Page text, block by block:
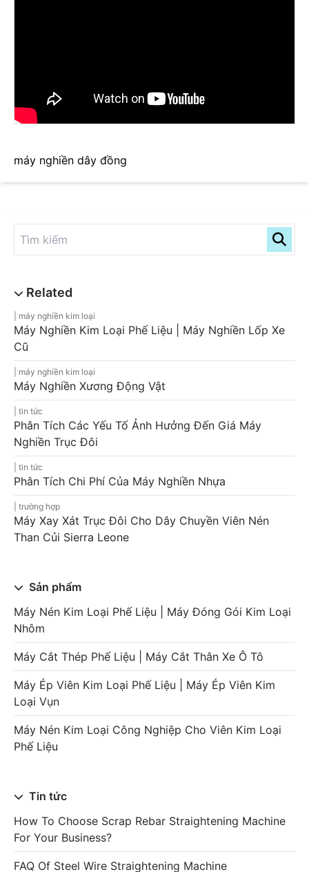
máy nghiền dây đồng
máy nghiền kim loại
Máy Nghiền Kim Loại Phế Liệu | Máy Nghiền Lốp Xe
Cũ
máy nghiền kim loại
Máy Nghiền Xương Động Vật
tin tức
Phân Tích Các Yếu Tố Ảnh Hưởng Đến Giá Máy
Nghiền Trục Đôi
tin tức
Phân Tích Chi Phí Của Máy Nghiền Nhựa
trường hợp
Máy Xay Xát Trục Đôi Cho Dây Chuyền Viên Nén
Than Củi Sierra Leone
Sản phẩm
Máy Nén Kim Loại Phế Liệu | Máy Đóng Gói Kim Loại
Nhôm
Máy Cắt Thép Phế Liệu | Máy Cắt Thân Xe Ô Tô
Máy Ép Viên Kim Loại Phế Liệu | Máy Ép Viên Kim
Loại Vụn
Máy Nén Kim Loại Công Nghiệp Cho Viên Kim Loại
Phế Liệu
Tin tức
How To Choose Scrap Rebar Straightening Machine
For Your Business?
FAQ Of Steel Wire Straightening Machine